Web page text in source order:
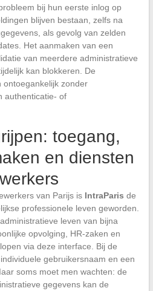
bij hun eerste inlog op
blijven bestaan, zelfs na
als gevolg van zelden
Het aanmaken van een
van meerdere administratieve
kan blokkeren. De
ontoegankelijk zonder
authenticatie- of
toegang,
en diensten
van Parijs is IntraParis de
professionele leven geworden.
leven van bijna
opvolging, HR-zaken en
via deze interface. Bij de
gebruikersnaam en een
soms moet men wachten: de
gegevens kan de